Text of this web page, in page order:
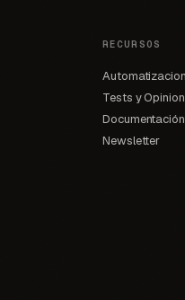
RECURSOS
Tests y
Documentación
Newsletter